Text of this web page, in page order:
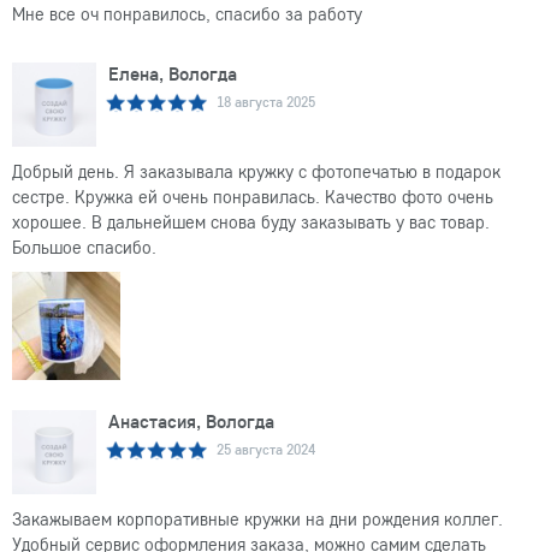
Мне все оч понравилось, спасибо за работу
Елена, Вологда
18 августа 2025
Добрый день. Я заказывала кружку с фотопечатью в подарок
сестре. Кружка ей очень понравилась. Качество фото очень
хорошее. В дальнейшем снова буду заказывать у вас товар.
Большое спасибо.
Анастасия, Вологда
25 августа 2024
Закажываем корпоративные кружки на дни рождения коллег.
Удобный сервис оформления заказа, можно самим сделать